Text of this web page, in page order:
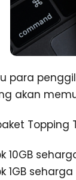
para
akan
Topping
10GB
1GB